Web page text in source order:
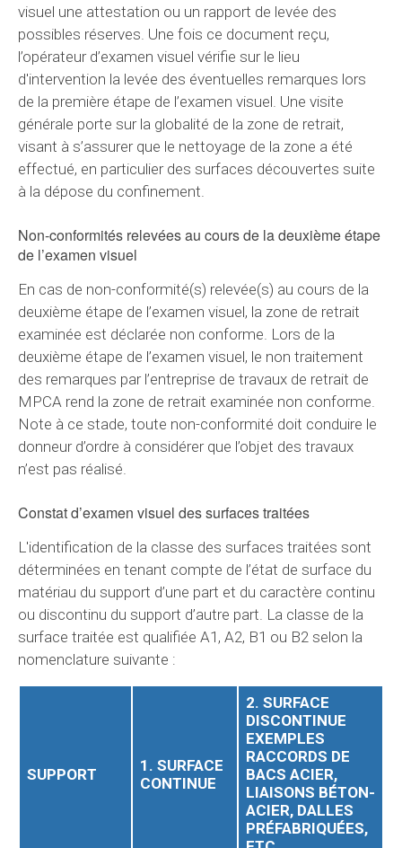
visuel une attestation ou un rapport de levée des
possibles réserves. Une fois ce document reçu,
l’opérateur d’examen visuel vérifie sur le lieu
d'intervention la levée des éventuelles remarques lors
de la première étape de l’examen visuel. Une visite
générale porte sur la globalité de la zone de retrait,
visant à s’assurer que le nettoyage de la zone a été
effectué, en particulier des surfaces découvertes suite
à la dépose du confinement.
Non-conformités relevées au cours de la deuxième étape
de l’examen visuel
En cas de non-conformité(s) relevée(s) au cours de la
deuxième étape de l’examen visuel, la zone de retrait
examinée est déclarée non conforme. Lors de la
deuxième étape de l’examen visuel, le non traitement
des remarques par l’entreprise de travaux de retrait de
MPCA rend la zone de retrait examinée non conforme.
Note à ce stade, toute non-conformité doit conduire le
donneur d’ordre à considérer que l’objet des travaux
n’est pas réalisé.
Constat d’examen visuel des surfaces traitées
L'identification de la classe des surfaces traitées sont
déterminées en tenant compte de l’état de surface du
matériau du support d’une part et du caractère continu
ou discontinu du support d’autre part. La classe de la
surface traitée est qualifiée A1, A2, B1 ou B2 selon la
nomenclature suivante :
SUPPORT
1. SURFACE
CONTINUE
2. SURFACE
DISCONTINUE
EXEMPLES
RACCORDS DE
BACS ACIER,
LIAISONS BÉTON-
ACIER, DALLES
PRÉFABRIQUÉES,